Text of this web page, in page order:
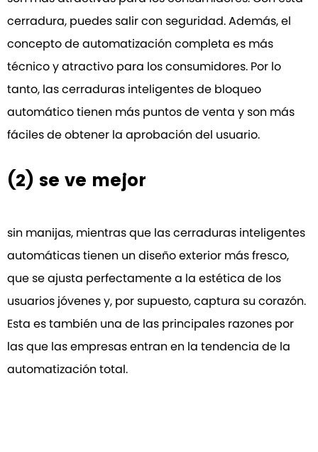
cerradura, puedes salir con seguridad. Además, el
concepto de automatización completa es más
técnico y atractivo para los consumidores. Por lo
tanto, las cerraduras inteligentes de bloqueo
automático tienen más puntos de venta y son más
fáciles de obtener la aprobación del usuario.
(2) se ve mejor
sin manijas, mientras que las cerraduras inteligentes
automáticas tienen un diseño exterior más fresco,
que se ajusta perfectamente a la estética de los
usuarios jóvenes y, por supuesto, captura su corazón.
Esta es también una de las principales razones por
las que las empresas entran en la tendencia de la
automatización total.